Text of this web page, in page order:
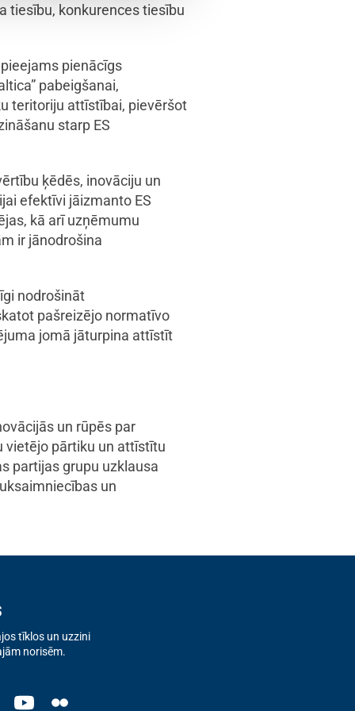
tiesību, konkurences tiesību
pienācīgs
pabeigšanai,
teritoriju attīstībai, pievēršot
starp ES
ķēdēs, inovāciju un
efektīvi jāizmanto ES
kā arī uzņēmumu
ir jānodrošina
nodrošināt
pašreizējo normatīvo
jomā jāturpina attīstīt
un rūpēs par
vietējo pārtiku un attīstītu
partijas grupu uzklausa
un
tīklos un uzzini
norisēm.